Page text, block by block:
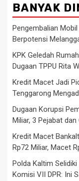
BANYAK
Pengembalian
Berpotensi
KPK Geledah
Dugaan TPPU Rita
Kredit Macet Jadi
Tenggarong
Dugaan Korupsi
Miliar, 3 Pejabat
Kredit Macet
Rp72 Miliar, Macet
Polda Kaltim
Komisi VII DPR: Ini